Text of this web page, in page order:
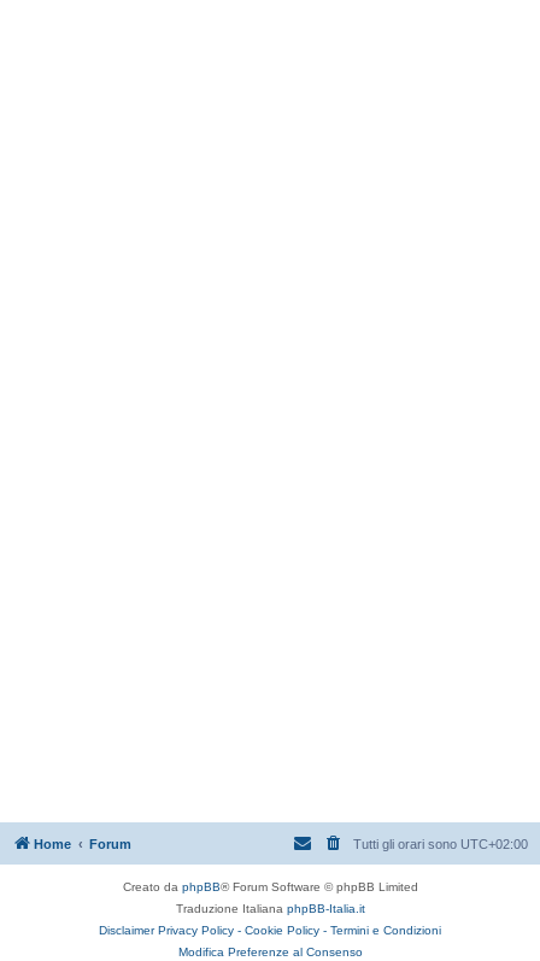
Home Forum Tutti gli orari sono UTC+02:00
Creato da phpBB® Forum Software © phpBB Limited
Traduzione Italiana phpBB-Italia.it
Disclaimer Privacy Policy - Cookie Policy - Termini e Condizioni
Modifica Preferenze al Consenso